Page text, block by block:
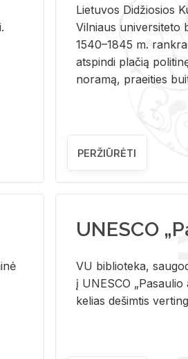
Lie­tu­vos Di­džio­sios
Vil­niaus uni­ver­si­te­to
1540–1845 m.
at­spin­di pla­čią
no­ra­mą, pra­ei­ties
PERŽIŪRĖTI
UNESCO
VU biblioteka,
į UNESCO
kelias dešimtis